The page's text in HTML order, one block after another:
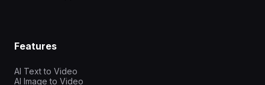
Features
AI Text to Video
AI Image to Video